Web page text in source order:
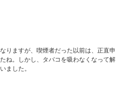
りますが、喫煙者だった以前は、正直申
ね。しかし、タバコを吸わなくなって解
ました。